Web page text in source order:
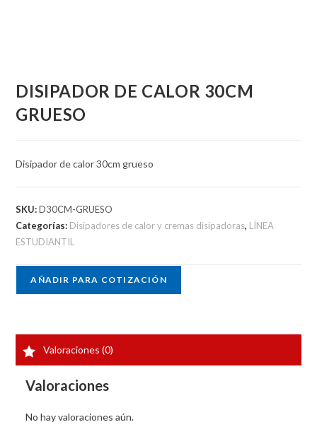
DISIPADOR DE CALOR 30CM
GRUESO
Disipador de calor 30cm grueso
SKU:D30CM-GRUESO
Categorías: Disipadores de calor y cremas disipadoras, LÍNEA
ESTUDIANTIL
AÑADIR PARA COTIZACIÓN
Valoraciones (0)
Valoraciones
No hay valoraciones aún.